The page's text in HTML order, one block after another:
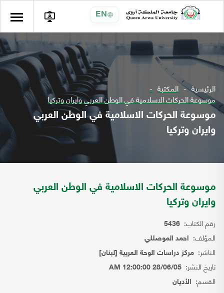
EN
الرئيسية المكتبة
موسوعة الحركات الاسلامية في الوطن العربي وايران وتركيا
موسوعة الحركات الاسلامية في الوطن العربي
وايران وتركيا
موسوعة الحركات الاسلامية في الوطن العربي
وايران وتركيا
رقم الكتاب: 5436
المؤلف: احمد الموصللي
الناشر: مركز دراسات الوحة العربية [لبنان]
تاريخ النشر: 28/06/05 12:00:00 AM
القسم: الأديان